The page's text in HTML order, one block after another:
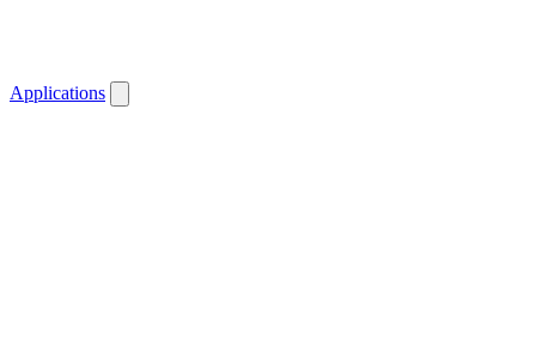
Applications